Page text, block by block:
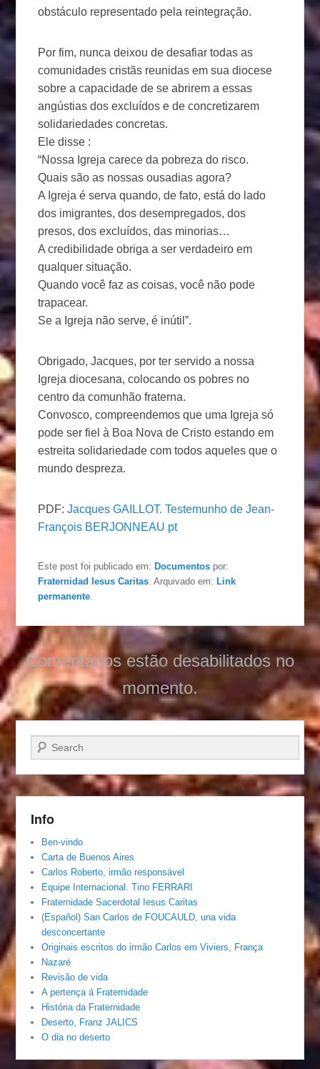
obstáculo representado pela reintegração.
Por fim, nunca deixou de desafiar todas as
comunidades cristãs reunidas em sua diocese
sobre a capacidade de se abrirem a essas
angústias dos excluídos e de concretizarem
solidariedades concretas.
Ele disse :
“Nossa Igreja carece da pobreza do risco.
Quais são as nossas ousadias agora?
A Igreja é serva quando, de fato, está do lado
dos imigrantes, dos desempregados, dos
presos, dos excluídos, das minorias…
A credibilidade obriga a ser verdadeiro em
qualquer situação.
Quando você faz as coisas, você não pode
trapacear.
Se a Igreja não serve, é inútil”.
Obrigado, Jacques, por ter servido a nossa
Igreja diocesana, colocando os pobres no
centro da comunhão fraterna.
Convosco, compreendemos que uma Igreja só
pode ser fiel à Boa Nova de Cristo estando em
estreita solidariedade com todos aqueles que o
mundo despreza.
PDF:Jacques GAILLOT. Testemunho de Jean-
François BERJONNEAU pt
Este post foi publicado em:Documentos por:
Fraternidad Iesus Caritas . Arquivado em:Link
permanente
Comentários estão desabilitados no
momento.
Pesquisar…
Info
Ben-vindo
Carta de Buenos Aires
Carlos Roberto, irmâo responsável
Equipe Internacional. Tino FERRARI
Fraternidade Sacerdotal Iesus Caritas
(Español) San Carlos de FOUCAULD, una vida
desconcertante
Originais escritos do irmão Carlos em Viviers, França
Nazaré
Revisão de vida
A pertença á Fraternidade
História da Fraternidade
Deserto, Franz JALICS
O dia no deserto